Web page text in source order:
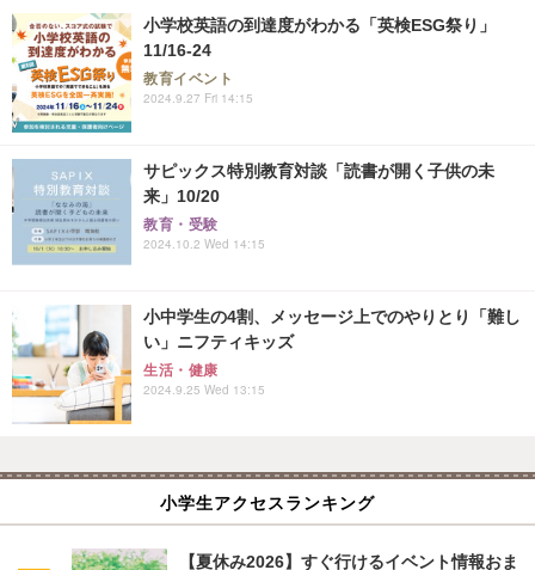
小学校英語の到達度がわかる「英検ESG祭り」
11/16-24
教育イベント
2024.9.27 Fri 14:15
サピックス特別教育対談「読書が開く子供の未
来」10/20
教育・受験
2024.10.2 Wed 14:15
小中学生の4割、メッセージ上でのやりとり「難し
い」ニフティキッズ
生活・健康
2024.9.25 Wed 13:15
小学生アクセスランキング
【夏休み2026】すぐ行けるイベント情報おま